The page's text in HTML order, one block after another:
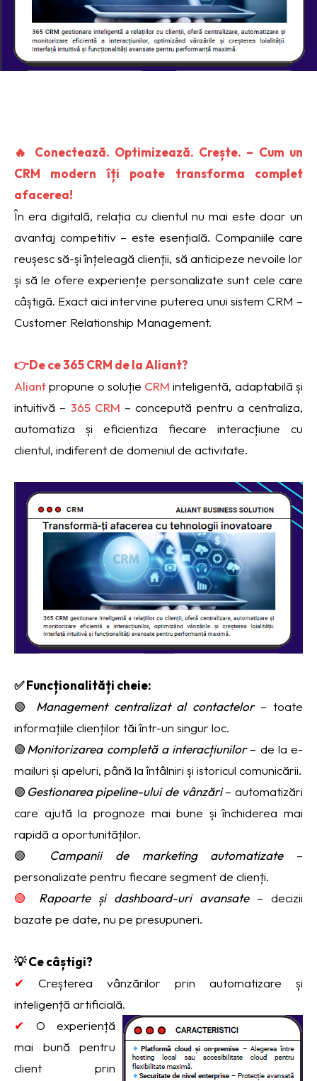
🔥 Conectează. Optimizează. Crește. – Cum un
CRM modern îți poate transforma complet
afacerea!
În era digitală, relația cu clientul nu mai este doar un
avantaj competitiv – este esențială. Companiile care
reușesc să-și înțeleagă clienții, să anticipeze nevoile lor
și să le ofere experiențe personalizate sunt cele care
câștigă. Exact aici intervine puterea unui sistem CRM –
Customer Relationship Management.
👉De ce 365 CRM de la Aliant?
Aliantpropune o soluție CRM inteligentă, adaptabilă și
intuitivă – 365 CRM – concepută pentru a centraliza,
automatiza și eficientiza fiecare interacțiune cu
clientul, indiferent de domeniul de activitate.
✅ Funcționalități cheie:
🟢
Management centralizat al contactelor– toate
informațiile clienților tăi într-un singur loc.
🟢Monitorizarea completă a interacțiunilor– de la e-
mailuri și apeluri, până la întâlniri și istoricul comunicării.
🟢 Gestionarea pipeline-ului de vânzări– automatizări
care ajută la prognoze mai bune și închiderea mai
rapidă a oportunităților.
🟢
Campanii de marketing automatizate–
personalizate pentru fiecare segment de clienți.
🟢
Rapoarte și dashboard-uri avansate– decizii
bazate pe date, nu pe presupuneri.
💡 Ce câștigi?
✔ Creșterea vânzărilor prin automatizare și
inteligență artificială.
✔ O experiență
mai bună pentru
client prin